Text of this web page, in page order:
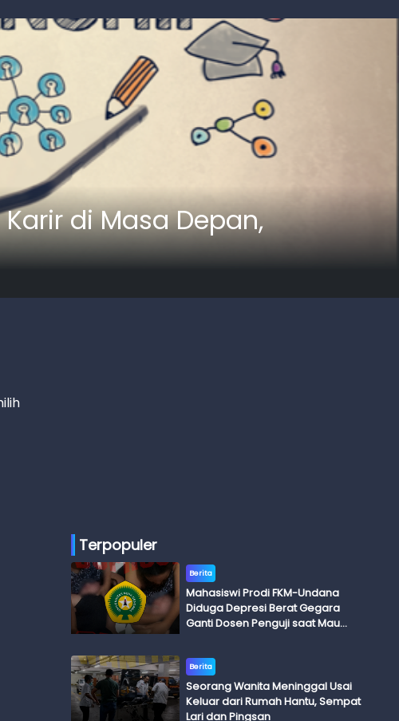
di Masa Depan,
Terpopuler
Berita
Mahasiswi Prodi FKM-Undana
Diduga Depresi Berat Gegara
Ganti Dosen Penguji saat Mau
Berita
Seorang Wanita Meninggal Usai
Keluar dari Rumah Hantu, Sempat
Lari dan Pingsan